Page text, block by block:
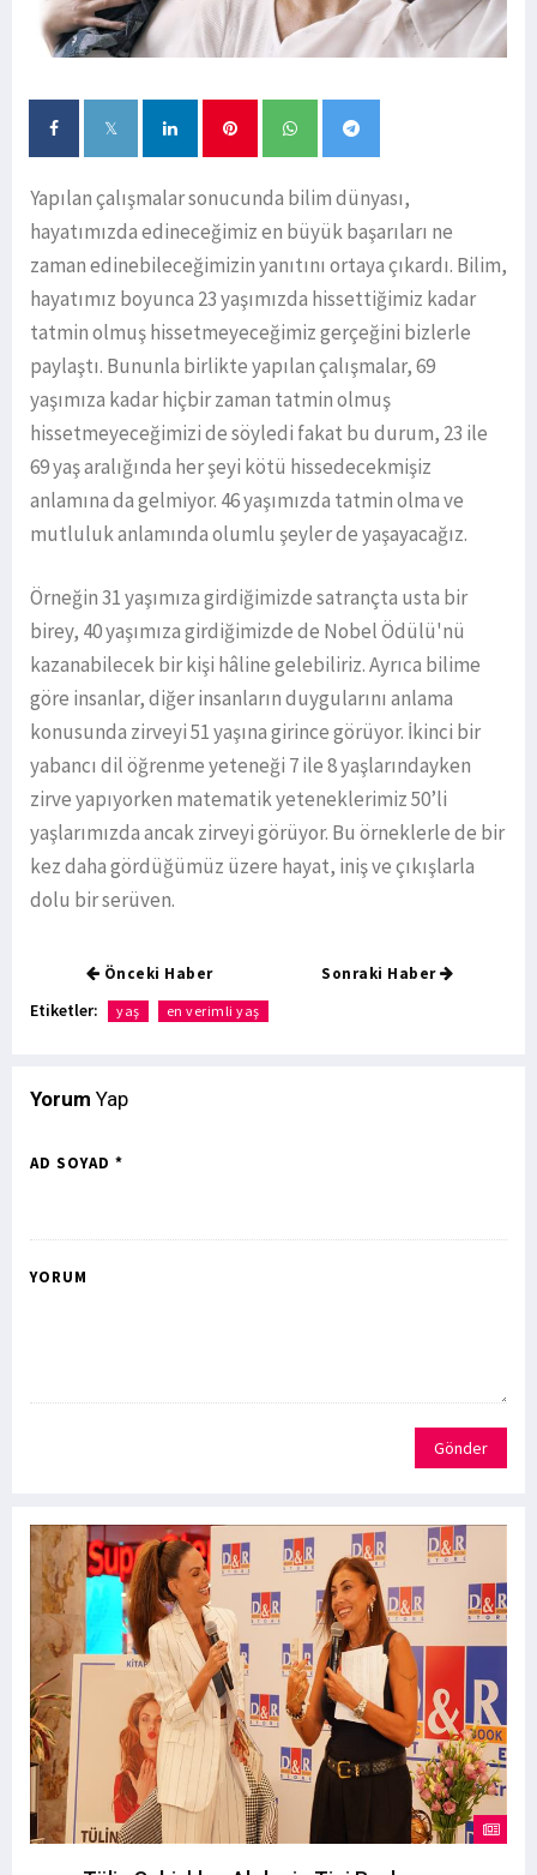
Yapılan çalışmalar sonucunda bilim dünyası,
hayatımızda edineceğimiz en büyük başarıları ne
zaman edinebileceğimizin yanıtını ortaya çıkardı. Bilim,
hayatımız boyunca 23 yaşımızda hissettiğimiz kadar
tatmin olmuş hissetmeyeceğimiz gerçeğini bizlerle
paylaştı. Bununla birlikte yapılan çalışmalar, 69
yaşımıza kadar hiçbir zaman tatmin olmuş
hissetmeyeceğimizi de söyledi fakat bu durum, 23 ile
69 yaş aralığında her şeyi kötü hissedecekmişiz
anlamına da gelmiyor. 46 yaşımızda tatmin olma ve
mutluluk anlamında olumlu şeyler de yaşayacağız.
Örneğin 31 yaşımıza girdiğimizde satrançta usta bir
birey, 40 yaşımıza girdiğimizde de Nobel Ödülü'nü
kazanabilecek bir kişi hâline gelebiliriz. Ayrıca bilime
göre insanlar, diğer insanların duygularını anlama
konusunda zirveyi 51 yaşına girince görüyor. İkinci bir
yabancı dil öğrenme yeteneği 7 ile 8 yaşlarındayken
zirve yapıyorken matematik yeteneklerimiz 50’li
yaşlarımızda ancak zirveyi görüyor. Bu örneklerle de bir
kez daha gördüğümüz üzere hayat, iniş ve çıkışlarla
dolu bir serüven.
Önceki Haber Sonraki Haber
Etiketler: yaş en verimli yaş
Yorum Yap
AD SOYAD *
YORUM
Gönder